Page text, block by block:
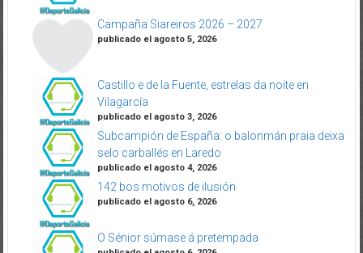
Campaña Siareiros 2026 – 2027
publicado el agosto 5, 2026
Castillo e de la Fuente, estrelas da noite en
Vilagarcía
publicado el agosto 3, 2026
Subcampión de España: o balonmán praia deixa
selo carballés en Laredo
publicado el agosto 4, 2026
142 bos motivos de ilusión
publicado el agosto 6, 2026
O Sénior súmase á pretempada